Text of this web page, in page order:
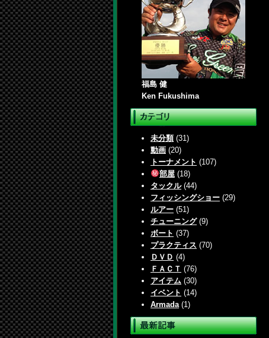
福島 健
Ken Fukushima
未分類(31)
動画 (20)
トーナメント (107)
部屋(18)
タックル(44)
フィッシングショー (29)
ルアー (51)
チューニング(9)
ボート (37)
プラクティス (70)
ＤＶＤ (4)
ＦＡＣＴ (76)
アイテム (30)
イベント (14)
Armada(1)